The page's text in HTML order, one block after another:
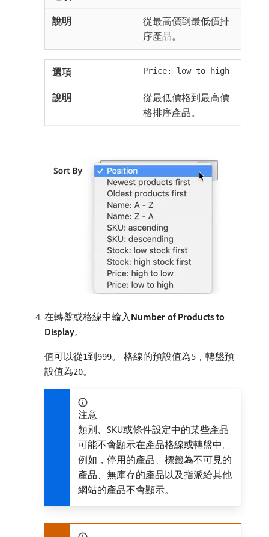
從最高價到最低價排
序產品。
Price: low to high
從最低價格到最高價
格排序產品。
在轉盤或格線中輸入​Number of Products to
Display。
值可以從1到999。 格線的預設值為5 ，轉盤預
設值為20。
注意
類別、SKU或條件設定中的某些產品
可能不會顯示在產品格線或轉盤中。
例如，停用的產品、標籤為不可見的
產品、無庫存的產品以及指派給其他
網站的產品不會顯示。